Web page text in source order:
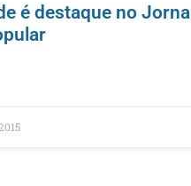
é destaque no Jornal